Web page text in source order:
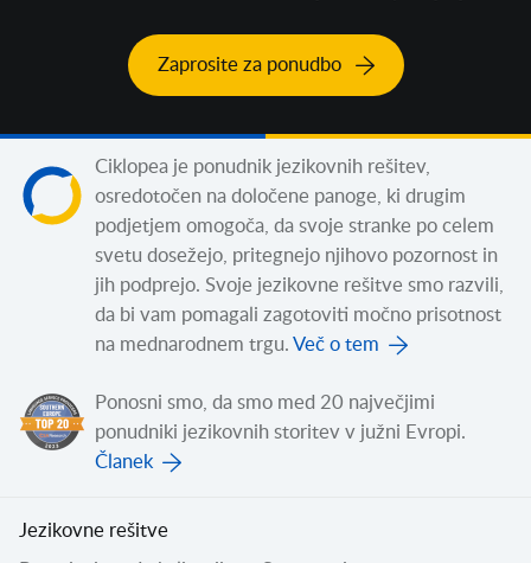
Zaprosite za ponudbo
Ciklopea je ponudnik jezikovnih rešitev,
osredotočen na določene panoge, ki drugim
podjetjem omogoča, da svoje stranke po celem
svetu dosežejo, pritegnejo njihovo pozornost in
jih podprejo. Svoje jezikovne rešitve smo razvili,
da bi vam pomagali zagotoviti močno prisotnost
na mednarodnem trgu. Več o tem
Ponosni smo, da smo med 20 največjimi
ponudniki jezikovnih storitev v južni Evropi.
Članek
Jezikovne rešitve